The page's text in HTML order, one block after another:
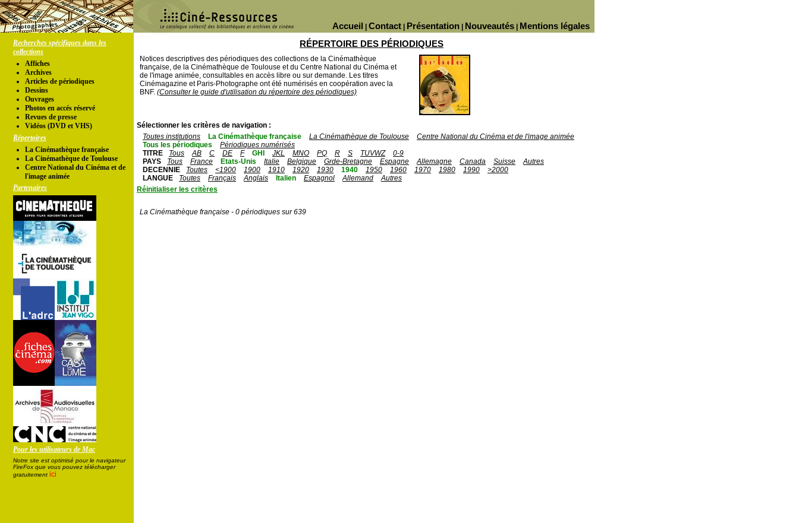
Mentions légales
Nouveautés
Présentation
Contact
Accueil
Recherches spécifiques dans les
collections
Affiches
Archives
Articles de périodiques
Dessins
Ouvrages
Photos en accés réservé
Revues de presse
Vidéos (DVD et VHS)
Répertoires
La Cinémathèque française
La Cinémathèque de Toulouse
Centre National du Cinéma et de
l'image animée
Partenaires
Pour les utilisateurs de Mac
Notre site est optimisé pour le navigateur
FireFox que vous pouvez télécharger
gratuitement ici
RÉPERTOIRE DES PÉRIODIQUES
Notices descriptives des périodiques des collections de la Cinémathèque
française, de la Cinémathèque de Toulouse et du Centre National du Cinéma et
de l'image animée, consultables en accès libre ou sur demande. Les titres
Cinémagazine et Paris-Photographe ont été numérisés en coopération avec la
BNF. (Consulter le guide d'utilisation du répertoire des périodiques)
Sélectionner les critères de navigation :
Toutes institutions
La Cinémathèque française La Cinémathèque de Toulouse
Centre National du Cinéma et de l'image animée
Tous les périodiques
Périodiques numérisés
TITRE
Tous AB C DE F GHI JKL MNO PQ R S TUVWZ
0-9
PAYS
Tous France Etats-Unis Italie Belgique Grde-Bretagne Espagne Allemagne Canada Suisse
Autres
DECENNIE
Toutes <1900 1900 1910 1920 1930 1940 1950 1960 1970 1980 1990
>2000
LANGUE
Toutes Français Anglais Italien Espagnol Allemand
Autres
Réinitialiser les critères
La Cinémathèque française - 0 périodiques sur 639